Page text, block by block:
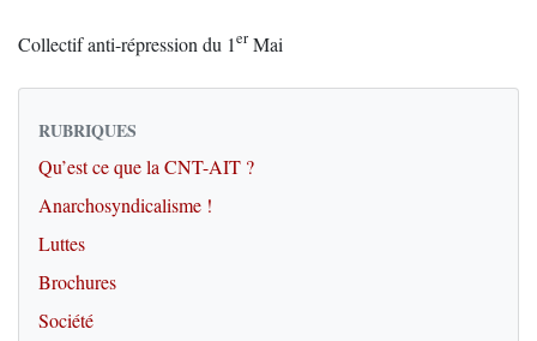
Collectif anti-répression du 1er Mai
RUBRIQUES
Qu’est ce que la CNT-AIT ?
Anarchosyndicalisme !
Luttes
Brochures
Société